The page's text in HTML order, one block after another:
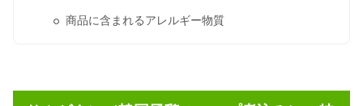
商品に含まれるアレルギー物質